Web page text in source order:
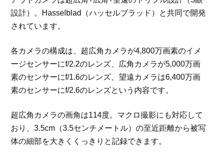
設計）。Hasselblad（ハッセルブラッド）と共同で開発
されています。
各カメラの構成は、超広角カメラが4,800万画素のイメ
ージセンサーにf/2.2のレンズ、広角カメラが5,000万画
素のセンサーにf/1.6のレンズ、望遠カメラは6,400万画
素のセンサーにf/2.6のレンズという内容です。
超広角カメラの画角は114度。マクロ撮影にも対応して
おり、3.5cm（3.5センチメートル）の至近距離から被写
体の細部を大きくくっきりと記録できます。